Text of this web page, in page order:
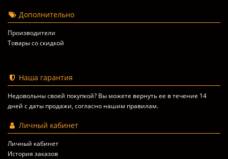
Дополнительно
Производители
Товары со скидкой
Наша гарантия
Недовольны своей покупкой? Вы можете вернуть ее в течение 14
дней с даты продажи, согласно нашим правилам.
Личный кабинет
Личный кабинет
История заказов